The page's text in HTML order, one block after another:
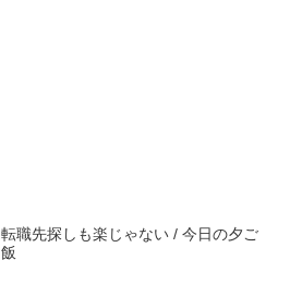
転職先探しも楽じゃない / 今日の夕ご
飯